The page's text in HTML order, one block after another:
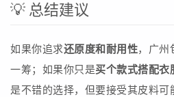
💡 总结建议
如果你追求还原度和耐用性，广州
一筹；如果你只是买个款式搭配衣
是不错的选择，但要接受其皮料